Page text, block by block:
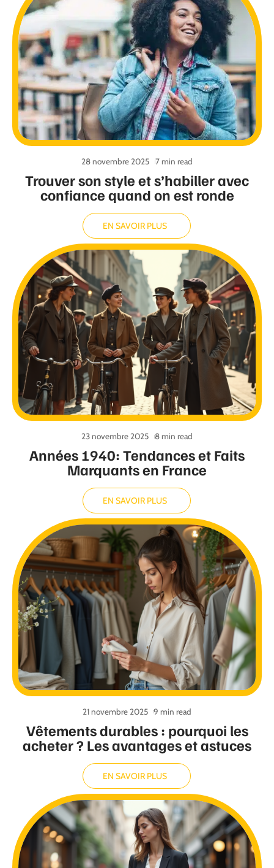
Trouver son style et s’habiller avec
confiance quand on est ronde
28 novembre 2025 7 min read
EN SAVOIR PLUS
Années 1940: Tendances et Faits
Marquants en France
23 novembre 2025 8 min read
EN SAVOIR PLUS
Vêtements durables : pourquoi les
acheter ? Les avantages et astuces
21 novembre 2025 9 min read
EN SAVOIR PLUS